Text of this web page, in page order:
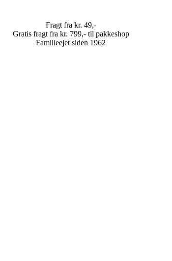
Fragt fra kr. 49,-
Gratis fragt fra kr. 799,- til pakkeshop
Familieejet siden 1962